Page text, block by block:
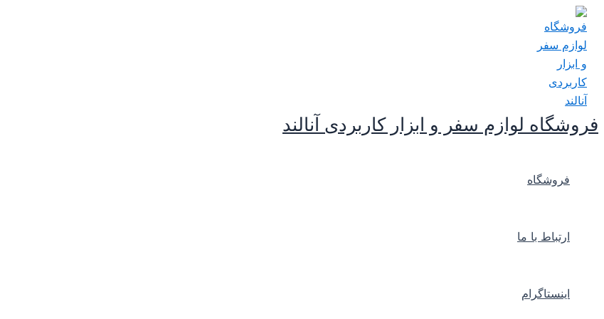
پرش
محتوا
فروشگاه لوازم سفر و ابزار کاربردی آنالند
فروشگاه
ارتباط با ما
اینستاگرام